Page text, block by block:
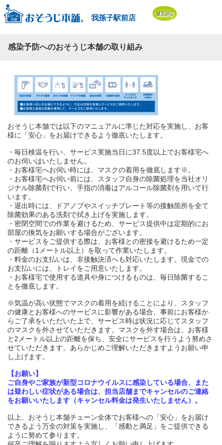
我孫子駅前店
感染予防へのおそうじ本舗の取り組み
おそうじ本舗では以下のマニュアルに準じた対応を実施し、お客
様に「安心」をお届けできるよう徹底いたします。
・毎日検温を行い、サービス実施当日に37.5度以上でお客様宅へ
のお伺いはいたしません。
・お客様宅へお伺い時には、マスクの着用を徹底します※。
・お客様宅へお伺い前には、スタッフ自身の除菌処理を当社オリ
ジナル除菌剤で行い、手指の消毒はアルコール除菌剤を用いて行
います。
・退出時には、ドアノブやスイッチプレート等の接触箇所を全て
除菌効果のある洗剤で拭き上げを実施します。
・密閉空間での作業を避けるため、サービス提供中は定期的にお
部屋の換気をお願いする場合がございます。
・サービスをご提供する際は、お客様との密接を避けるため一定
の距離（1メートル以上）を取って作業いたします。
・料金のお支払いは、非接触決済へも対応いたします。現金での
お支払いには、トレイをご用意いたします。
・お客様宅で使用する道具や身につけるものは、毎日除菌するこ
とを徹底します。
※気温が高い状態でマスクの着用を続けることにより、スタッフ
の健康とお客様へのサービスに影響がある場合、事前にお客様か
らご了承をいただいた上で、サービス時は状況に応じてスタッフ
のマスクを外させていただきます。マスクを外す場合は、お客様
と2メートル以上の距離を保ち、安全にサービスを行うよう努めさ
せていただきます。あらかじめご理解いただきますようお願い申
し上げます。
【お願い】
ご自身やご家族が新型コロナウイルスに感染している場合、また
は疑わしい症状がある場合は、担当店舗までキャンセルのご連絡
をお願いいたします（キャンセル料金は発生いたしません）。
以上、おそうじ本舗チェーン全体でお客様への「安心」をお届け
できるよう万全の対策を実施し、「感動と満足」をご提供できる
ように努めて参ります。